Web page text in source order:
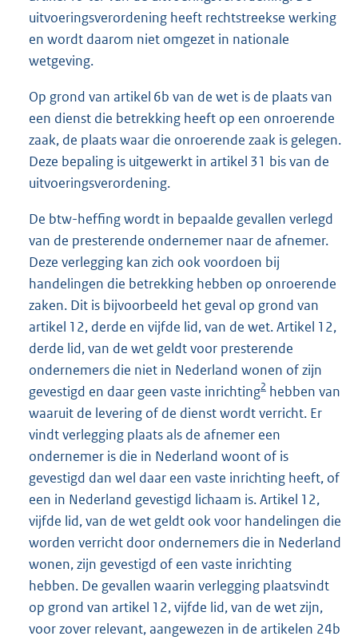
uitvoeringsverordening heeft rechtstreekse werking
en wordt daarom niet omgezet in nationale
wetgeving.
Op grond van artikel 6b van de wet is de plaats van
een dienst die betrekking heeft op een onroerende
zaak, de plaats waar die onroerende zaak is gelegen.
Deze bepaling is uitgewerkt in artikel 31 bis van de
uitvoeringsverordening.
De btw-heffing wordt in bepaalde gevallen verlegd
van de presterende ondernemer naar de afnemer.
Deze verlegging kan zich ook voordoen bij
handelingen die betrekking hebben op onroerende
zaken. Dit is bijvoorbeeld het geval op grond van
artikel 12, derde en vijfde lid, van de wet. Artikel 12,
derde lid, van de wet geldt voor presterende
ondernemers die niet in Nederland wonen of zijn
gevestigd en daar geen vaste inrichting2 hebben van
waaruit de levering of de dienst wordt verricht. Er
vindt verlegging plaats als de afnemer een
ondernemer is die in Nederland woont of is
gevestigd dan wel daar een vaste inrichting heeft, of
een in Nederland gevestigd lichaam is. Artikel 12,
vijfde lid, van de wet geldt ook voor handelingen die
worden verricht door ondernemers die in Nederland
wonen, zijn gevestigd of een vaste inrichting
hebben. De gevallen waarin verlegging plaatsvindt
op grond van artikel 12, vijfde lid, van de wet zijn,
voor zover relevant, aangewezen in de artikelen 24b